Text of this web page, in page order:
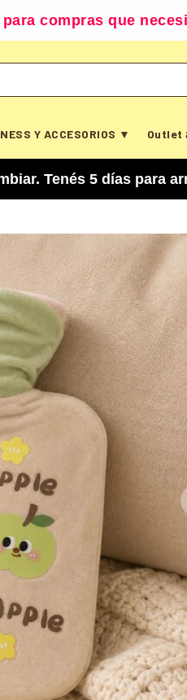
para compras que
Y ACCESORIOS ▼ Outlet
5 días para